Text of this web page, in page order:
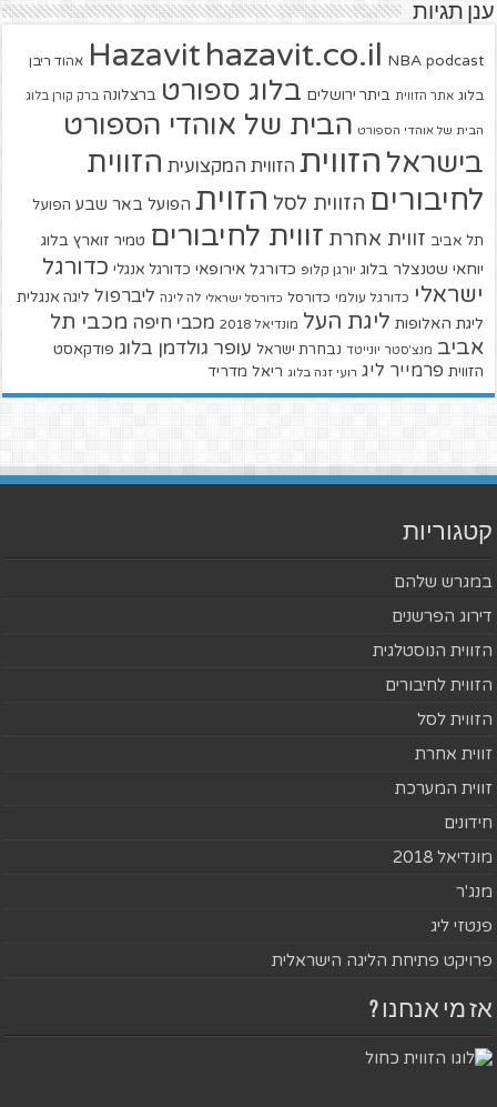
ענן תגיות
Hazavit hazavit.co.il NBA podcast אהוד ריבן
בלוג אתר הזווית ביתר ירושלים בלוג ספורט ברצלונה ברק קורן בלוג
הבית של אוהדי הספורט הבית של אוהדי הספורט
בישראל הזווית הזווית המקצועית הזווית
לחיבורים הזווית לסל הזוית הפועל באר שבע הפועל
תל אביב זווית אחרת זווית לחיבורים טמיר זוארץ בלוג
יוחאי שטנצלר בלוג יורגן קלופ כדורגל אירופאי כדורגל אנגלי כדורגל
ישראלי כדורגל עולמי כדורסל כדורסל ישראלי לה ליגה ליברפול ליגה אנגלית
ליגת האלופות ליגת העל מונדיאל 2018 מכבי חיפה מכבי תל
אביב מנצ'סטר יונייטד נבחרת ישראל עופר גולדמן בלוג פודקאסט
הזווית פרמייר ליג רועי זגה בלוג ריאל מדריד
קטגוריות
במגרש שלהם
דירוג הפרשנים
הזווית הנוסטלגית
הזווית לחיבורים
הזווית לסל
זווית אחרת
זווית המערכת
חידונים
מונדיאל 2018
מנג'ר
פנטזי ליג
פרויקט פתיחת הליגה הישראלית
אז מי אנחנו ?